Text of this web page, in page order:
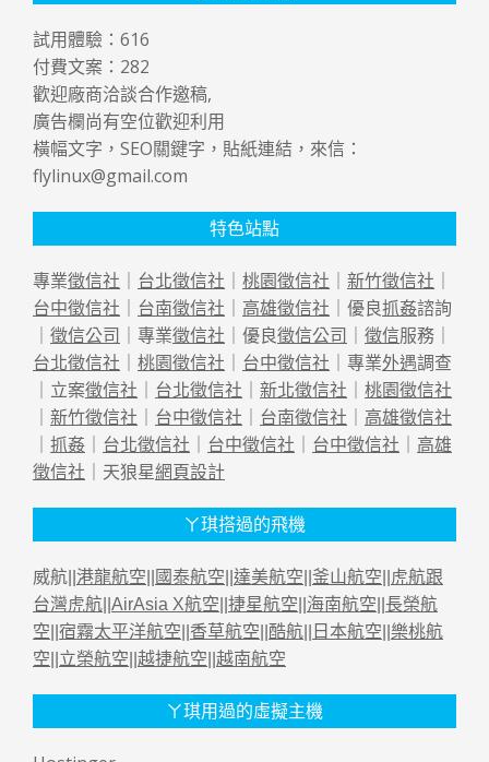
試用體驗： 616
付費文案： 282
歡迎廠商洽談合作邀稿,
廣告欄尚有空位歡迎利用
橫幅文字，SEO關鍵字，貼紙連結，來信：
flylinux@gmail.com
特色站點
專業徵信社 ｜ 台北徵信社 ｜ 桃園徵信社 ｜ 新竹徵信社 ｜
台中徵信社 ｜ 台南徵信社 ｜ 高雄徵信社 ｜優良抓姦諮詢
｜ 徵信公司 ｜專業徵信社 ｜優良徵信公司 ｜ 徵信服務｜
台北徵信社 ｜ 桃園徵信社 ｜ 台中徵信社 ｜專業外遇調查
｜立案徵信社 ｜ 台北徵信社 ｜ 新北徵信社 ｜ 桃園徵信社
｜ 新竹徵信社 ｜ 台中徵信社 ｜ 台南徵信社 ｜ 高雄徵信社
｜ 抓姦 ｜ 台北徵信社 ｜ 台中徵信社 ｜ 台中徵信社 ｜ 高雄
徵信社 ｜天狼星網頁設計
ㄚ琪搭過的飛機
威航|| 港龍航空 國泰航空 達美航空 釜山航空
虎航跟
台灣虎航 AirAsia X航空 捷星航空 海南航空 長榮航
空 宿霧太平洋航空 香草航空 酷航 日本航空 樂桃航
空 立榮航空 越捷航空 越南航空
ㄚ琪用過的虛擬主機